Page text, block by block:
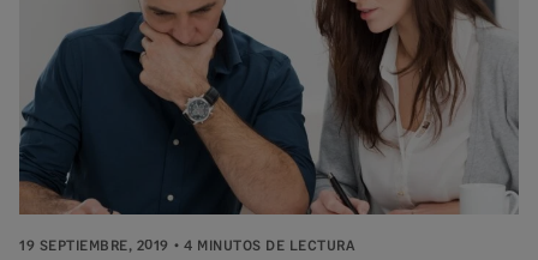
19 SEPTIEMBRE, 2019 4 MINUTOS DE LECTURA